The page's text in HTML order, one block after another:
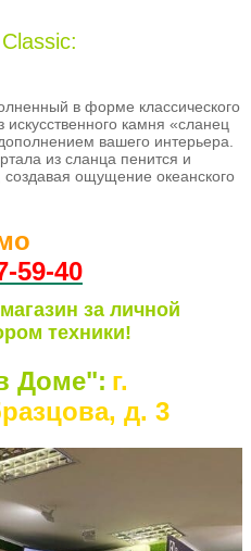
в форме классического
камня «сланец
вашего интерьера.
из сланца пенится и
ощущение океанского
59-40
за личной
техники!
Доме": г.
д. 3